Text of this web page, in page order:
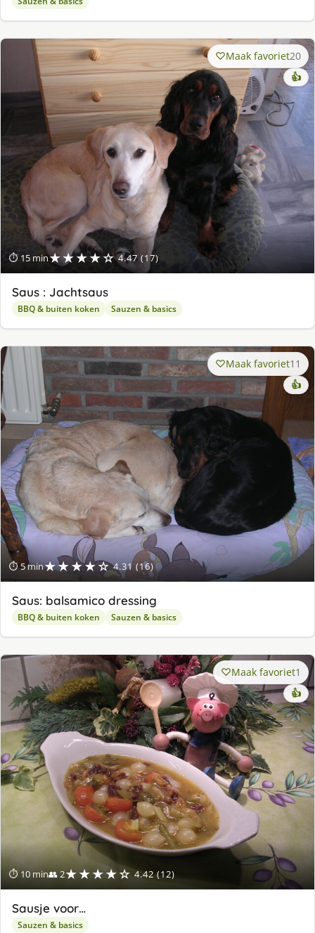
⏱ 15 min★★★★☆ 4.47 (17)
Maak favoriet20
👍
Saus : Jachtsaus
BBQ & buiten koken Sauzen & basics
⏱ 5 min★★★★☆ 4.31 (16)
Maak favoriet11
👍
Saus: balsamico dressing
BBQ & buiten koken Sauzen & basics
⏱ 10 min👥 2★★★★☆ 4.42 (12)
Maak favoriet1
👍
Sausje voor…
Sauzen & basics